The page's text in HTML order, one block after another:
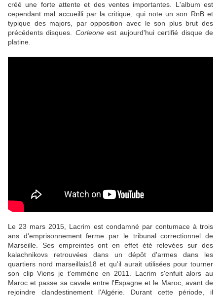
créé une forte attente et des ventes importantes. L'album est
cependant mal accueilli par la critique, qui note un son RnB et
typique des majors, par opposition avec le son plus brut des
précédents disques. Corleoneest aujourd'hui certifié disque de
platine.
Le 23 mars 2015, Lacrim est condamné par contumace à trois
ans d'emprisonnement ferme par le tribunal correctionnel de
Marseille. Ses empreintes ont en effet été relevées sur des
kalachnikovs retrouvées dans un dépôt d'armes dans les
quartiers nord marseillais18 et qu'il aurait utilisées pour tourner
son clip Viens je t'emmène en 2011. Lacrim s'enfuit alors au
Maroc et passe sa cavale entre l'Espagne et le Maroc, avant de
rejoindre clandestinement l'Algérie. Durant cette période, il